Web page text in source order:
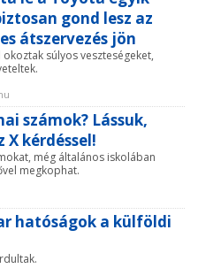
gond lesz az
átszervezés jön
súlyos veszteségeket,
számok? Lássuk,
X kérdéssel!
még általános iskolában
megkophat.
hatóságok a külföldi